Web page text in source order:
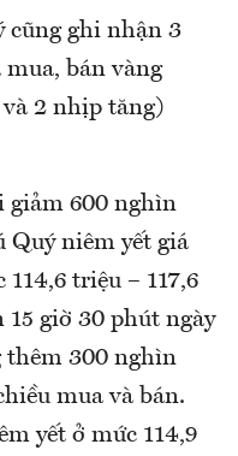
cũng ghi nhận 3
bán vàng
và 2 nhịp tăng)
giảm 600 nghìn
Quý niêm yết giá
triệu – 117,6
giờ 30 phút ngày
thêm 300 nghìn
mua và bán.
yết ở mức 114,9